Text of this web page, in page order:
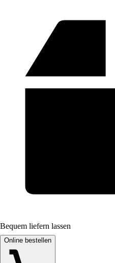
Bequem liefern lassen
Online bestellen